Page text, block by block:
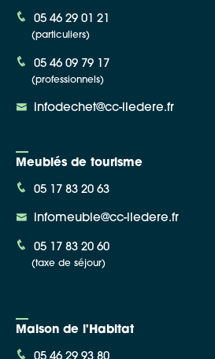
05 46 29 01 21
(particuliers)
05 46 09 79 17
(professionnels)
infodechet@cc-iledere.fr
Meublés de tourisme
05 17 83 20 63
infomeuble@cc-iledere.fr
05 17 83 20 60
(taxe de séjour)
Maison de l'Habitat